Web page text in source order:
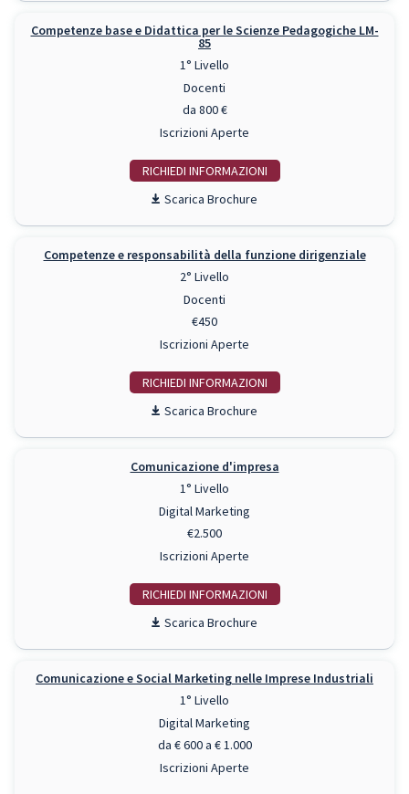
Competenze base e Didattica per le Scienze Pedagogiche LM-
85
1° Livello
Docenti
da 800 €
Iscrizioni Aperte
RICHIEDI INFO
Scarica Brochure
Competenze e responsabilità della funzione dirigenziale
2° Livello
Docenti
€450
Iscrizioni Aperte
RICHIEDI INFO
Scarica Brochure
Comunicazione d'impresa
1° Livello
Digital Marketing
€2.500
Iscrizioni Aperte
RICHIEDI INFO
Scarica Brochure
Comunicazione e Social Marketing nelle Imprese Industriali
1° Livello
Digital Marketing
da € 600 a € 1.000
Iscrizioni Aperte